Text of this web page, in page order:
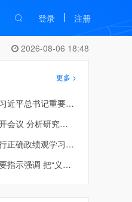
登录 | 注册
2026-08-06 18:48
更多 >
《求是》杂志发表习近平总书记重要文章《在省部级主要领导干部学习贯彻党的二十届四中全会精神专题研讨班上的讲话》
中共中央政治局召开会议 分析研究当前经济形势和经济工作 中共中央总书记习近平主持会议
省委举办树立和践行正确政绩观学习教育第2期读书班暨省委理论学习中心组专题学习会 车俊到会指导 许昆林主持并讲话
习近平近日作出重要指示强调 把“义乌发展经验”进一步总结好运用好 探索走出符合各自实际的高质量发展之路